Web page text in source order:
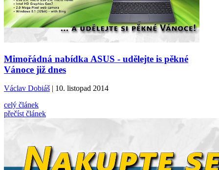
Mimořádná nabídka ASUS - udělejte is pěkné
Vánoce již dnes
Václav Dobiáš | 10. listopad 2014
celý článek
přečíst článek